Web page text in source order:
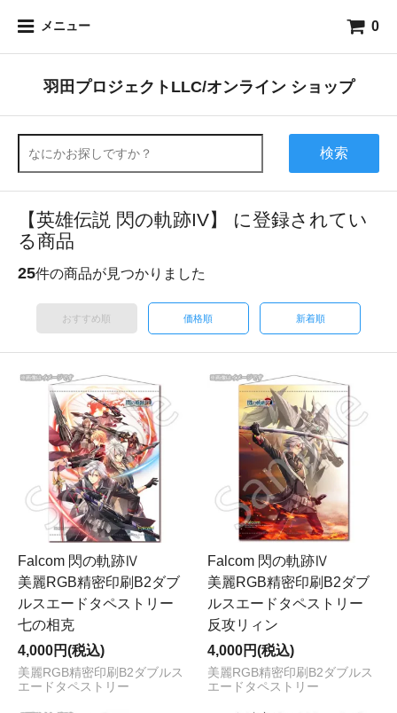
メニュー 0
羽田プロジェクトLLC/オンライン ショップ
検索
【英雄伝説 閃の軌跡IV】 に登録されてい
る商品
25件の商品が見つかりました
おすすめ順 価格順 新着順
Falcom 閃の軌跡Ⅳ
美麗RGB精密印刷B2ダブ
ルスエードタペストリー
七の相克
4,000円(税込)
美麗RGB精密印刷B2ダブルス
エードタペストリー
Falcom 閃の軌跡Ⅳ
美麗RGB精密印刷B2ダブ
ルスエードタペストリー
反攻リィン
4,000円(税込)
美麗RGB精密印刷B2ダブルス
エードタペストリー